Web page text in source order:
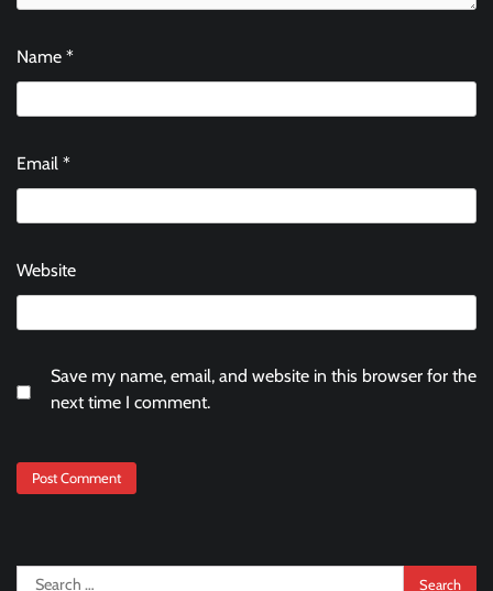
Name *
Email *
Website
Save my name, email, and website in this browser for the
next time I comment.
Search